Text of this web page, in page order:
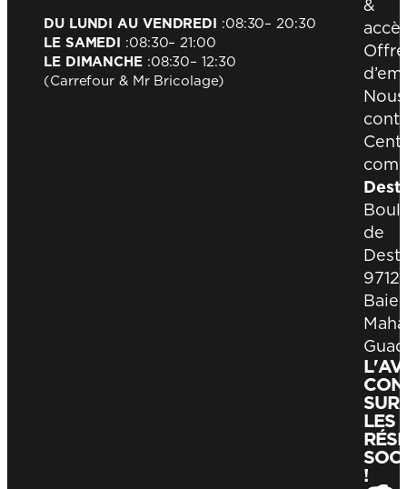
DU LUNDI AU VENDREDI :08:30– 20:30
LE SAMEDI :08:30– 21:00
LE DIMANCHE:08:30– 12:30
(Carrefour & Mr Bricolage)
&
Nous
de
Baie-
SUR
LES
!